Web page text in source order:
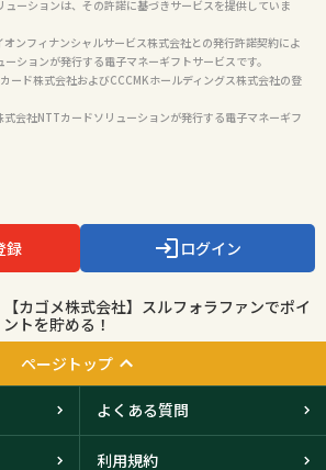
ーションは、その許諾に基づきサービスを提供していま
オンフィナンシャルサービス株式会社との発行許諾契約によ
ションが発行する電子マネーギフトサービスです。
ード株式会社およびCCCMKホールディングス株式会社の登
式会社NTTカードソリューションが発行する電子マネーギフ
録 ログイン
【カゴメ株式会社】スルフォラファンでポイ
ントを貯める！
ページトップ
よくある質問
利用規約